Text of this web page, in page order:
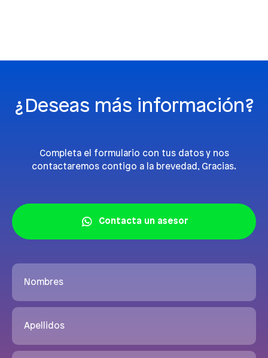
¿Deseas más información?
Completa el formulario con tus datos y nos
contactaremos contigo a la brevedad, Gracias.
Contacta un asesor
Nombres
Apellidos